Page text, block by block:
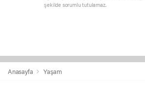
şekilde sorumlu tutulamaz.
Anasayfa Yaşam